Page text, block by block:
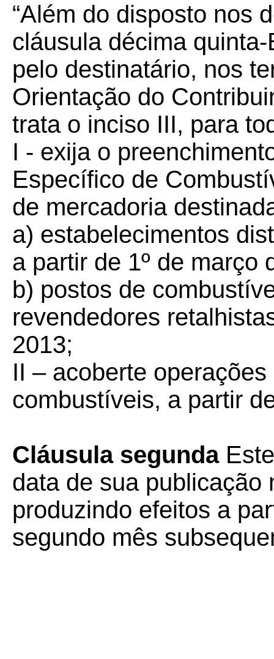
“Além do disposto nos
cláusula décima
pelo destinatário, nos
Orientação do
trata o inciso III, para
I - exija o
Específico de
de mercadoria
a) estabelecimentos
a partir de 1º de março
b) postos de
revendedores
2013;
II – acoberte
combustíveis, a partir
Cláusula segunda
data de sua publicação
produzindo efeitos a
segundo mês